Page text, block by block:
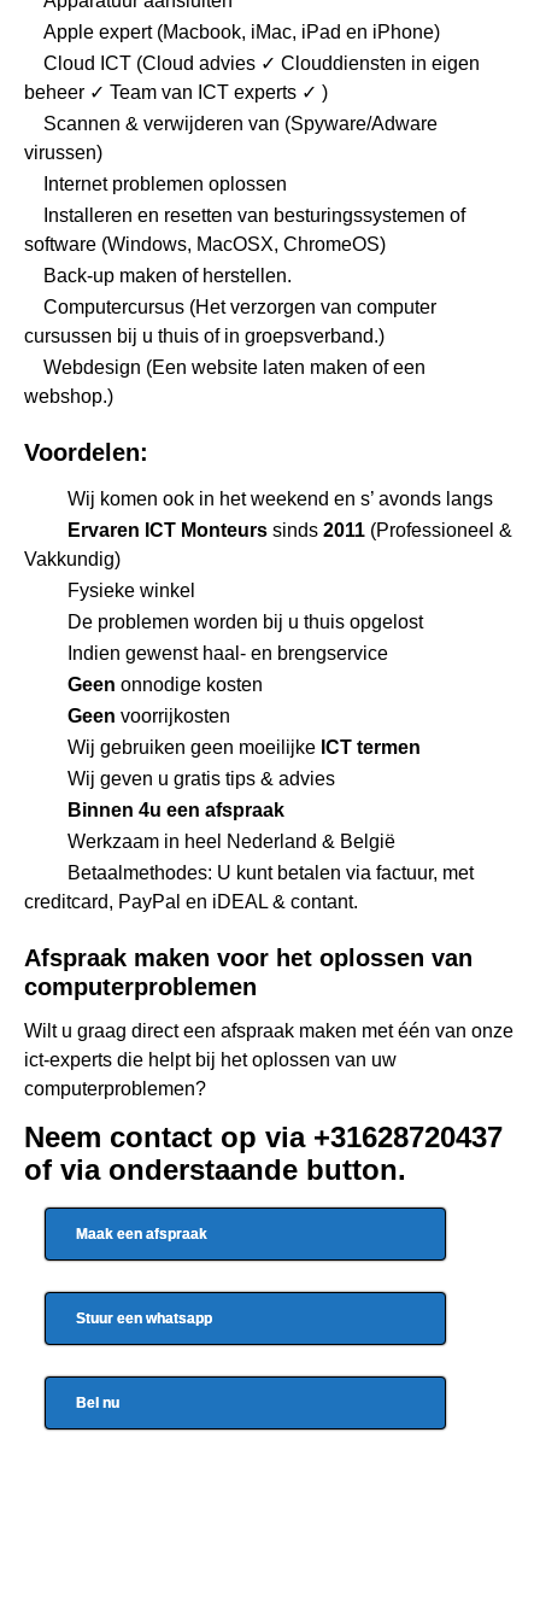
Apple expert (Macbook, iMac, iPad en iPhone)
Cloud ICT (Cloud advies ✓ Clouddiensten in eigen
beheer ✓ Team van ICT experts ✓ )
Scannen & verwijderen van (Spyware/Adware
virussen)
Internet problemen oplossen
Installeren en resetten van besturingssystemen of
software (Windows, MacOSX, ChromeOS)
Back-up maken of herstellen.
Computercursus (Het verzorgen van computer
cursussen bij u thuis of in groepsverband.)
Webdesign (Een website laten maken of een
webshop.)
Voordelen:
Wij komen ook in het weekend en s’ avonds langs
Ervaren ICT Monteurs sinds 2011 (Professioneel &
Vakkundig)
Fysieke winkel
De problemen worden bij u thuis opgelost
Indien gewenst haal- en brengservice
Geen onnodige kosten
Geen voorrijkosten
Wij gebruiken geen moeilijke ICT termen
Wij geven u gratis tips & advies
Binnen 4u een afspraak
Werkzaam in heel Nederland & België
Betaalmethodes: U kunt betalen via factuur, met
creditcard, PayPal en iDEAL & contant.
Afspraak maken voor het oplossen van
computerproblemen
Wilt u graag direct een afspraak maken met één van onze
ict-experts die helpt bij het oplossen van uw
computerproblemen?
Neem contact op via +31628720437
of via onderstaande button.
Maak een afspraak
Stuur een whatsapp
Bel nu